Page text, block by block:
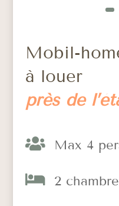
Mobil-
à louer
près de
 Max 4
 2